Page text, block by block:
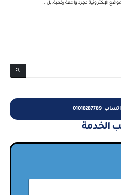
الإلكترونية مجرد واجهة رقمية، بل...
الخدمة